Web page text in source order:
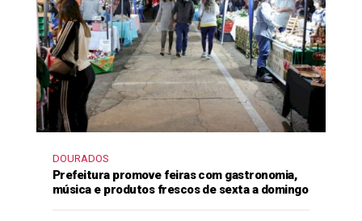
DOURADOS
Prefeitura promove feiras com gastronomia,
música e produtos frescos de sexta a domingo